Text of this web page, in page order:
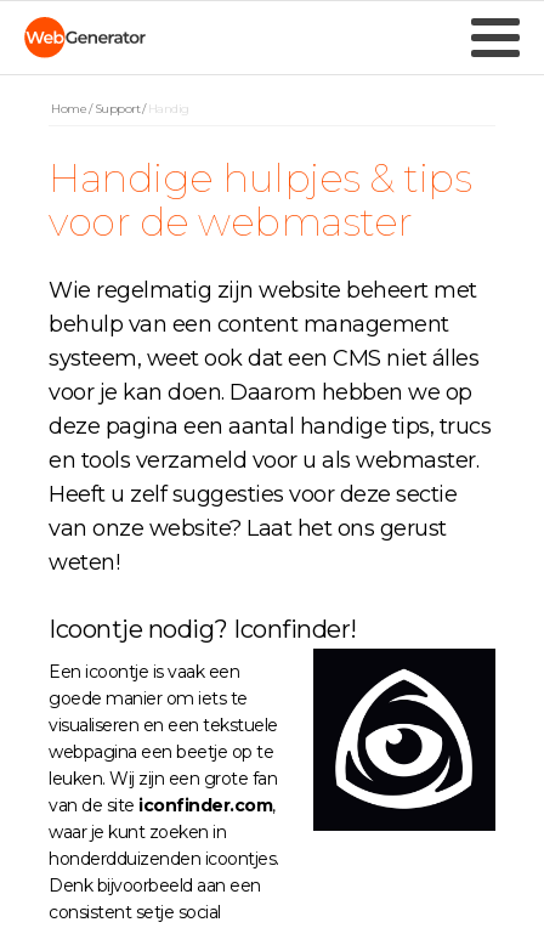
Home/ Support/ Handig
Handige hulpjes & tips
voor de webmaster
Wie regelmatig zijn website beheert met
behulp van een content management
systeem, weet ook dat een CMS niet álles
voor je kan doen. Daarom hebben we op
deze pagina een aantal handige tips, trucs
en tools verzameld voor u als webmaster.
Heeft u zelf suggesties voor deze sectie
van onze website? Laat het ons gerust
weten!
Icoontje nodig? Iconfinder!
Een icoontje is vaak een
goede manier om iets te
visualiseren en een tekstuele
webpagina een beetje op te
leuken. Wij zijn een grote fan
van de site iconfinder.com,
waar je kunt zoeken in
honderdduizenden icoontjes.
Denk bijvoorbeeld aan een
consistent setje social